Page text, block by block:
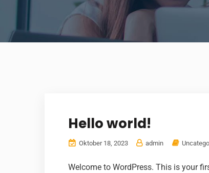
Hello world!
Oktober 18, 2023 admin
Welcome to WordPress. This is your